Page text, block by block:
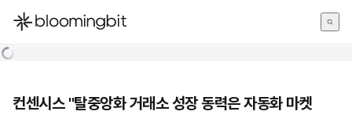
한국어
컨센시스 "탈중앙화 거래소 성장 동력은 자동화 마켓